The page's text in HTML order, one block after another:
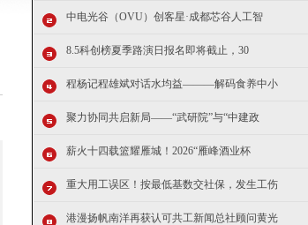
中电光谷（OVU）创客星·成都芯谷人工智
8.5科创榜夏季路演日报名即将截止，30
程杨记程雄斌对话水均益———解码食养中小
聚力协同共启新局——“武研院”与“中建政
薪火十四载篮耀雁城！2026“雁峰酒业杯
重大用工误区！按最低基数交社保，发生工伤
港漫扬帆南洋再获认可共工新闻总社顾问黄光